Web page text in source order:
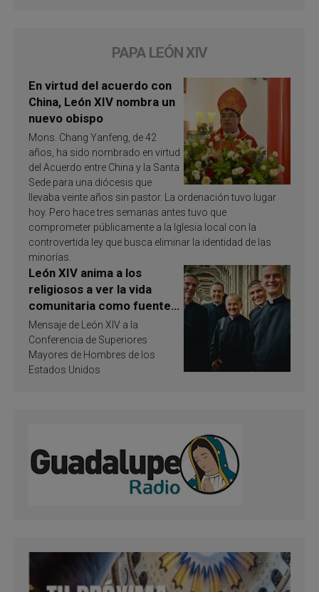
PAPA LEÓN XIV
En virtud del acuerdo con
China, León XIV nombra un
nuevo obispo
Mons. Chang Yanfeng, de 42
años, ha sido nombrado en virtud
del Acuerdo entre China y la Santa
Sede para una diócesis que
llevaba veinte años sin pastor. La ordenación tuvo lugar
hoy. Pero hace tres semanas antes tuvo que
comprometer públicamente a la Iglesia local con la
controvertida ley que busca eliminar la identidad de las
minorías.
León XIV anima a los
religiosos a ver la vida
comunitaria como fuente
de inspiración y
santificación
Mensaje de León XIV a la
Conferencia de Superiores
Mayores de Hombres de los
Estados Unidos